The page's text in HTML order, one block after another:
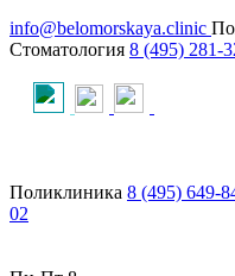
info@belomorskaya.clinic
Стоматология 8 (495) 281-
Поликлиника 8 (495) 649-
02